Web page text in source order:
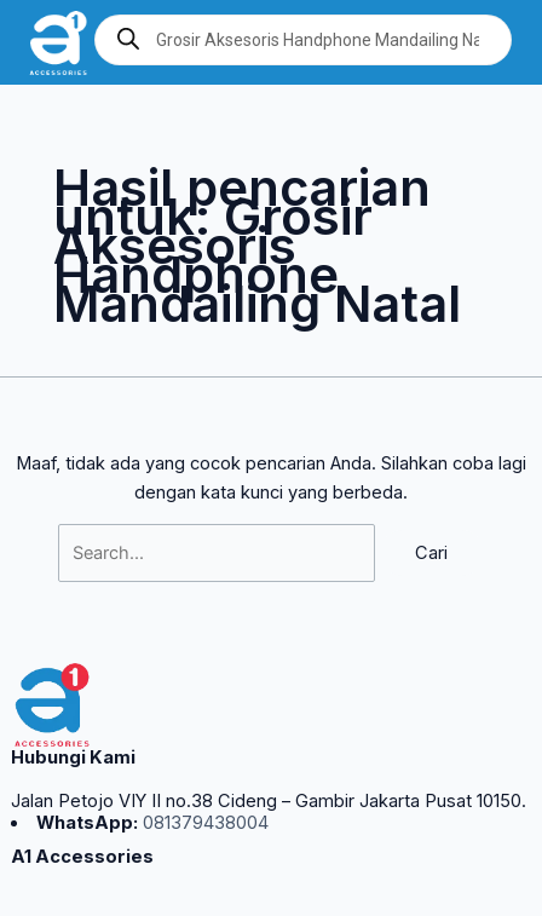
Lewati
konten
Products
search
Hasil pencarian
untuk:Grosir
Aksesoris
Handphone
Mandailing Natal
Maaf, tidak ada yang cocok pencarian Anda. Silahkan coba lagi
dengan kata kunci yang berbeda.
Cari
untuk:
Hubungi Kami
Jalan Petojo VIY II no.38 Cideng – Gambir Jakarta Pusat 10150.
WhatsApp: 081379438004
A1 Accessories